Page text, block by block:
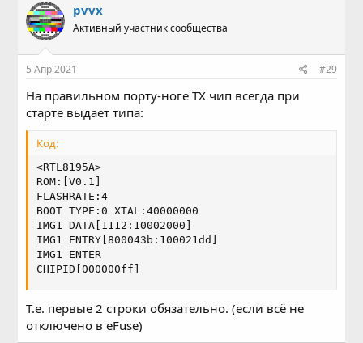
pvvx
Активный участник сообщества
5 Апр 2021 #29
На правильном порту-ноге TX чип всегда при
старте выдает типа:
Код:
<RTL8195A>
ROM:[V0.1]
FLASHRATE:4
BOOT TYPE:0 XTAL:40000000
IMG1 DATA[1112:10002000]
IMG1 ENTRY[800043b:100021dd]
IMG1 ENTER
CHIPID[000000ff]
Т.е. первые 2 строки обязательно. (если всё не
отключено в eFuse)